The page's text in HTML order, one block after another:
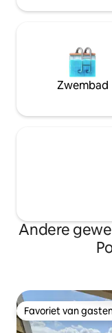
Zwembad
Andere
Favoriet van
Favoriet van